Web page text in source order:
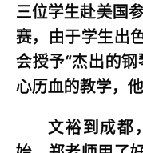
三位学生赴美国
赛，由于学生出
会授予“杰出的
心历血的教学，
文裕到成都